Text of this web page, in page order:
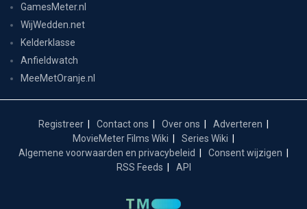
GamesMeter.nl
WijWedden.net
Kelderklasse
Anfieldwatch
MeeMetOranje.nl
Registreer Contact ons Over ons
Adverteren
MovieMeter Films Wiki
Series Wiki
Algemene voorwaarden en privacybeleid
Consent wijzigen
RSS Feeds
API